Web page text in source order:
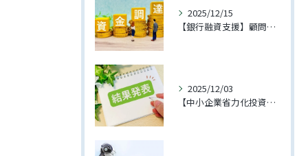
2025/12/15
【銀行融資支援】顧問先への融資が実行されました
2025/12/03
【中小企業省力化投資補助金（一般型）】第3回に支援先企業様が採択されました！